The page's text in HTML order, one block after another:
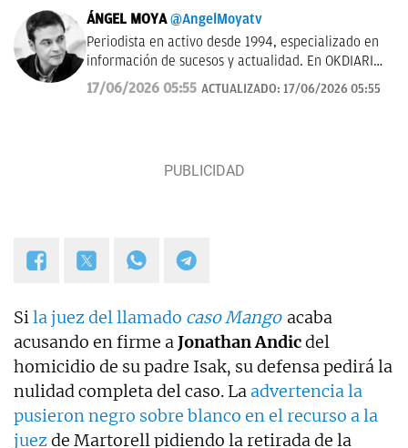
ÁNGEL MOYA @AngelMoyatv
Periodista en activo desde 1994, especializado en
información de sucesos y actualidad. En OKDIARIO
desde el año 2018. Fui redactor del Diario de Las
Palmas, pasé por los Informativos de Telecinco, me
hasta el año 2019 y desde entonces colaboro con
libros "Los reyes latinos", "Red de mentiras" y "Tras
el muro".
17/06/2026 05:55 ACTUALIZADO: 17/06/2026 05:55
Sila juez del llamado caso Mango acaba
acusando en firme aJonathan Andicdel
homicidio de su padre Isak, su defensa pedirá la
nulidad completa del caso. La advertencia la
pusieron negro sobre blanco en el recurso a la
juezde Martorell pidiendo la retirada de la